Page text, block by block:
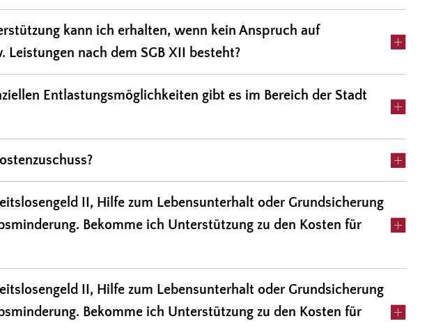
kann ich erhalten, wenn kein Anspruch auf
Leistungen nach dem SGB XII besteht?
Entlastungsmöglichkeiten gibt es im Bereich der Stadt
II, Hilfe zum Lebensunterhalt oder Grundsicherung
Bekomme ich Unterstützung zu den Kosten für
II, Hilfe zum Lebensunterhalt oder Grundsicherung
Bekomme ich Unterstützung zu den Kosten für